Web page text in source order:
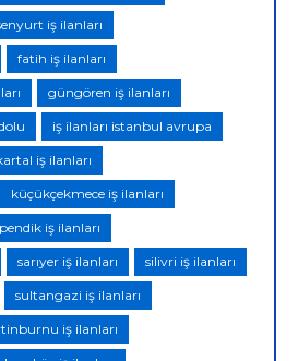
iş ilanları
fatih iş ilanları
güngören iş ilanları
iş ilanları istanbul avrupa
iş ilanları
küçükçekmece iş ilanları
pendik iş ilanları
sarıyer iş ilanları silivri iş ilanları
sultangazi iş ilanları
iş ilanları